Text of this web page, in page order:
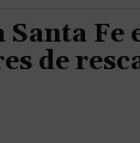
Fe
de